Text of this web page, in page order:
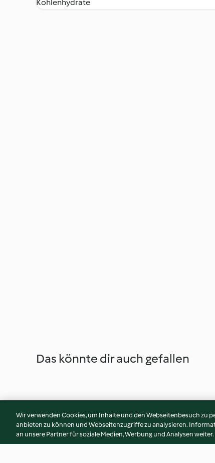
Kohlenhydrate
Das könnte dir auch gefallen
Wir verwenden Cookies, um Inhalte und den Webseitenbesuch zu
anbieten zu können und Webseitenzugriffe zu analysieren.
an unsere Partner für soziale Medien, Werbung und Analysen weiter.